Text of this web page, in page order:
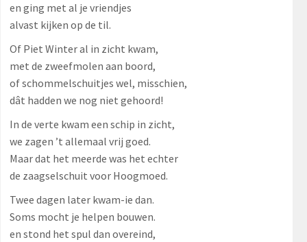
en ging met al je vriendjes
alvast kijken op de til.
Of Piet Winter al in zicht kwam,
met de zweefmolen aan boord,
of schommelschuitjes wel, misschien,
dât hadden we nog niet gehoord!
In de verte kwam een schip in zicht,
we zagen ’t allemaal vrij goed.
Maar dat het meerde was het echter
de zaagselschuit voor Hoogmoed.
Twee dagen later kwam-ie dan.
Soms mocht je helpen bouwen.
en stond het spul dan overeind,